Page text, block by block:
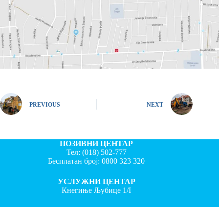
PREVIOUS NEXT
ПОЗИВНИ ЦЕНТАР
Тел: (018) 502-777
Бесплатан број:0800 323 320
УСЛУЖНИ ЦЕНТАР
Кнегиње Љубице 1/I